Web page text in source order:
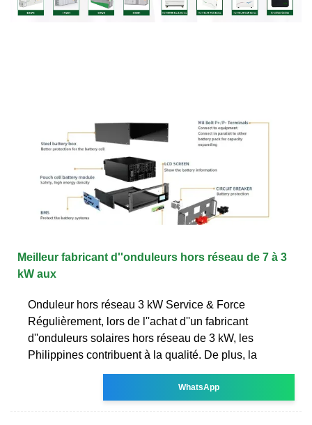
Meilleur fabricant d''onduleurs hors réseau de 7 à 3
kW aux
Onduleur hors réseau 3 kW Service & Force
Régulièrement, lors de l''achat d''un fabricant
d''onduleurs solaires hors réseau de 3 kW, les
Philippines contribuent à la qualité. De plus, la
WhatsApp